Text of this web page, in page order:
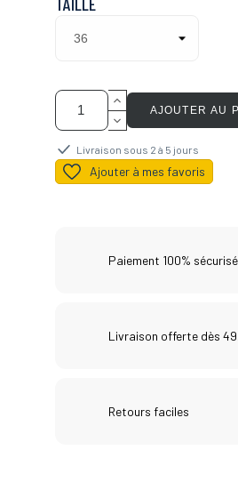
AJOUTER AU
Livraison sous 2 à 5 jours
Ajouter à mes favoris
Paiement 100% sécurisé
Livraison offerte dès
Retours faciles